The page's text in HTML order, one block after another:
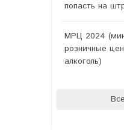
попасть на
МРЦ 2024
розничные
алкоголь)